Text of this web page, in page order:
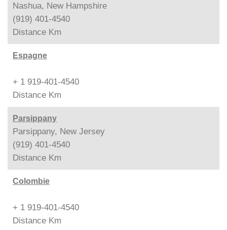
Nashua, New Hampshire
(919) 401-4540
Distance Km
Espagne
+ 1 919-401-4540
Distance Km
Parsippany
Parsippany, New Jersey
(919) 401-4540
Distance Km
Colombie
+ 1 919-401-4540
Distance Km